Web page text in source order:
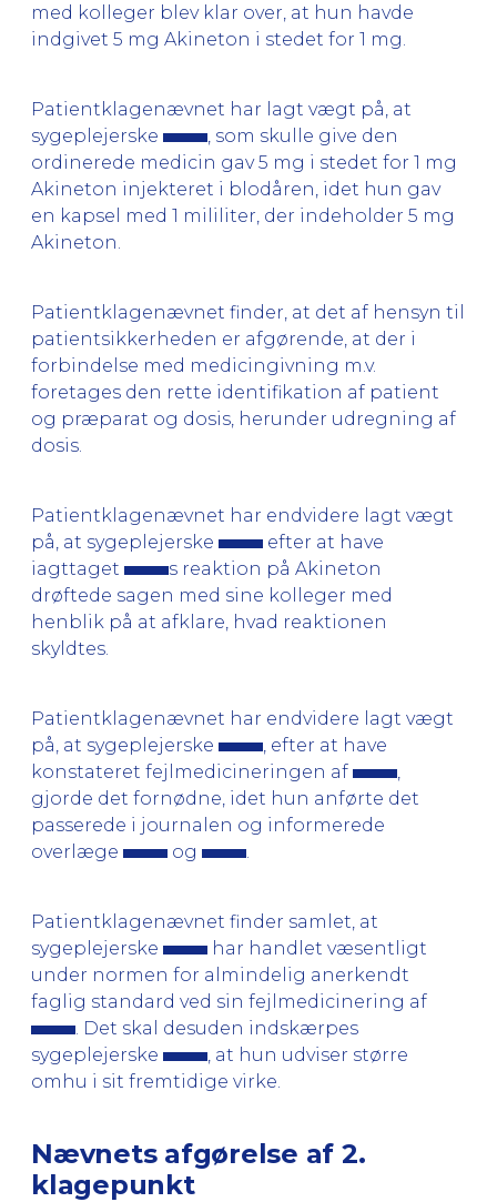
med kolleger blev klar over, at hun havde
indgivet 5 mg Akineton i stedet for 1 mg.
Patientklagenævnet har lagt vægt på, at
sygeplejerske
, som skulle give den
ordinerede medicin gav 5 mg i stedet for 1 mg
Akineton injekteret i blodåren, idet hun gav
en kapsel med 1 mililiter, der indeholder 5 mg
Akineton.
Patientklagenævnet finder, at det af hensyn til
patientsikkerheden er afgørende, at der i
forbindelse med medicingivning m.v.
foretages den rette identifikation af patient
og præparat og dosis, herunder udregning af
dosis.
Patientklagenævnet har endvidere lagt vægt
på, at sygeplejerske
efter at have
iagttaget
s reaktion på Akineton
drøftede sagen med sine kolleger med
henblik på at afklare, hvad reaktionen
skyldtes.
Patientklagenævnet har endvidere lagt vægt
på, at sygeplejerske
, efter at have
konstateret fejlmedicineringen af
gjorde det fornødne, idet hun anførte det
passerede i journalen og informerede
overlæge
og
Patientklagenævnet finder samlet, at
sygeplejerske
har handlet væsentligt
under normen for almindelig anerkendt
faglig standard ved sin fejlmedicinering af
. Det skal desuden indskærpes
sygeplejerske
, at hun udviser større
omhu i sit fremtidige virke.
Nævnets afgørelse af 2.
klagepunkt